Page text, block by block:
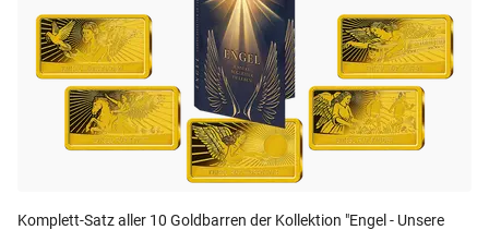
Komplett-Satz aller 10 Goldbarren der Kollektion "Engel - Unsere